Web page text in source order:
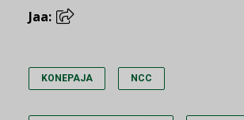
Jaa:
KONEPAJA NCC